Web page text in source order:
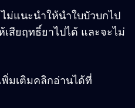
ม่แนะนำให้นำใบบัวบกไป
เสียฤทธิ์ยาไปได้ และจะไม่
พิ่มเติมคลิกอ่านได้ที่